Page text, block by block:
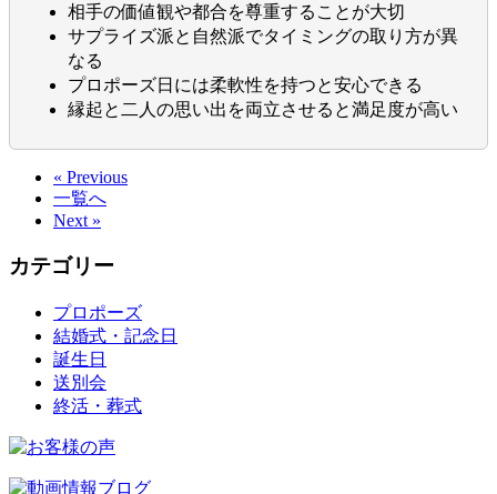
相手の価値観や都合を尊重することが大切
サプライズ派と自然派でタイミングの取り方が異
なる
プロポーズ日には柔軟性を持つと安心できる
縁起と二人の思い出を両立させると満足度が高い
« Previous
一覧へ
Next »
カテゴリー
プロポーズ
結婚式・記念日
誕生日
送別会
終活・葬式